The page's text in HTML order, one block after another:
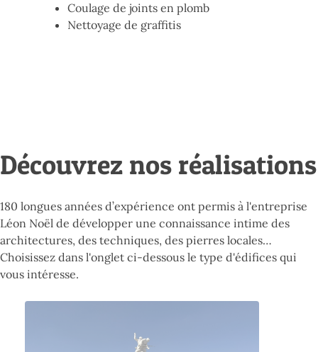
Coulage de joints en plomb
Nettoyage de graffitis
Découvrez nos réalisations
180 longues années d’expérience ont permis à l'entreprise
Léon Noël de développer une connaissance intime des
architectures, des techniques, des pierres locales…
Choisissez dans l'onglet ci-dessous le type d'édifices qui
vous intéresse.